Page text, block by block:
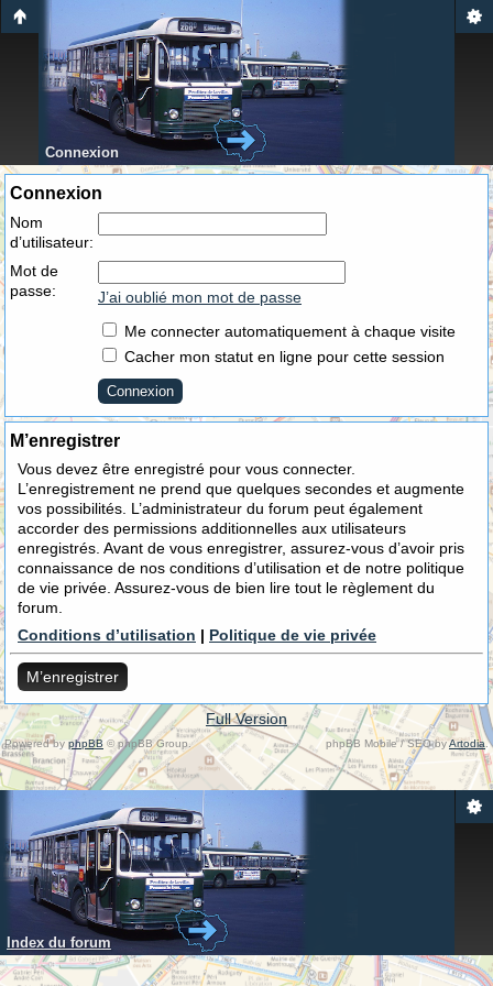
Connexion
Connexion
Nom
d’utilisateur:
Mot de
passe:
J’ai oublié mon mot de passe
Me connecter automatiquement à chaque visite
Cacher mon statut en ligne pour cette session
M’enregistrer
Vous devez être enregistré pour vous connecter.
L’enregistrement ne prend que quelques secondes et augmente
vos possibilités. L’administrateur du forum peut également
accorder des permissions additionnelles aux utilisateurs
enregistrés. Avant de vous enregistrer, assurez-vous d’avoir pris
connaissance de nos conditions d’utilisation et de notre politique
de vie privée. Assurez-vous de bien lire tout le règlement du
forum.
Conditions d’utilisation | Politique de vie privée
M’enregistrer
Full Version
Powered byphpBB © phpBB Group. phpBB Mobile / SEO byArtodia .
Index du forum